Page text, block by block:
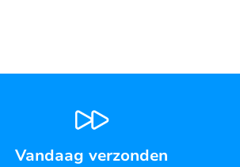
Vandaag verzonden